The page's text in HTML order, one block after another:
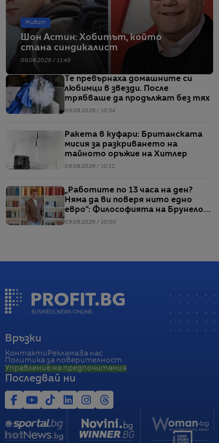
Живот
Шон Астин: Хобитът, който
стана синдикалист
09.08.2026 / 11:49
Те превърнаха домашните си
любимци в звезди. После
трябваше да продължат без тях
09.08.2026 / 10:34
Ракета в куфари: Британската
мисия за разкриването на
тайното оръжие на Хитлер
09.08.2026 / 10:12
„Работите по 13 часа на ден?
Няма да ви поверя нито едно
евро“: Философията на Брунело
Кучинели за бизнеса и живота
09.08.2026 / 10:00
Връзки
Контакти РекламаЗа нас
Политика за поверителност
Управление на предпочитания
Последвай ни